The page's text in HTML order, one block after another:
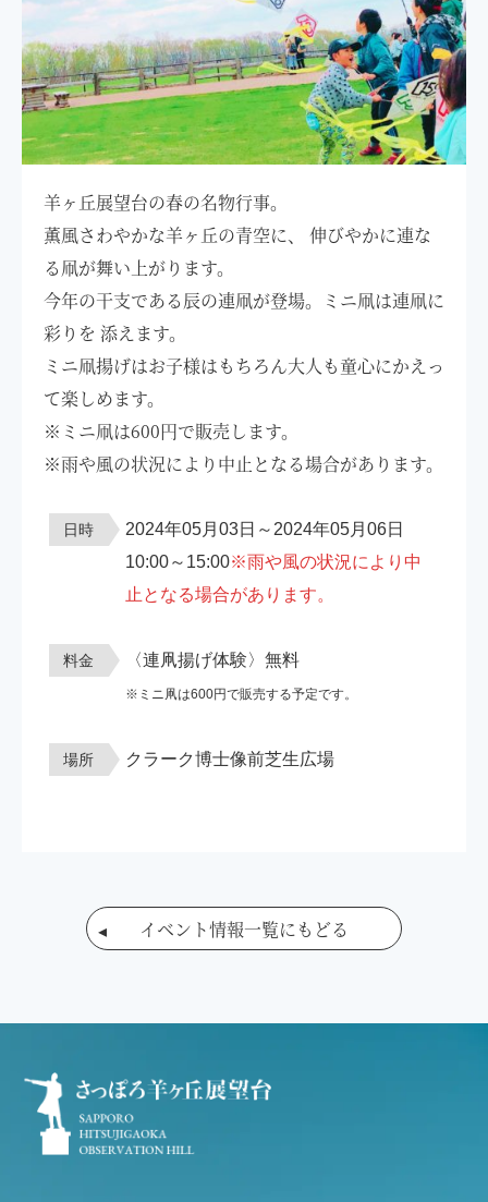
羊ヶ丘展望台の春の名物行事。
薫風さわやかな羊ヶ丘の青空に、 伸びやかに連な
る凧が舞い上がります。
今年の干支である辰の連凧が登場。ミニ凧は連凧に
彩りを 添えます。
ミニ凧揚げはお子様はもちろん大人も童心にかえっ
て楽しめます。
※ミニ凧は600円で販売します。
※雨や風の状況により中止となる場合があります。
日時
2024年05月03日～2024年05月06日
10:00～15:00※雨や風の状況により中
止となる場合があります。
料金 〈連凧揚げ体験〉無料
※ミニ凧は600円で販売する予定です。
場所 クラーク博士像前芝生広場
イベント情報一覧にもどる